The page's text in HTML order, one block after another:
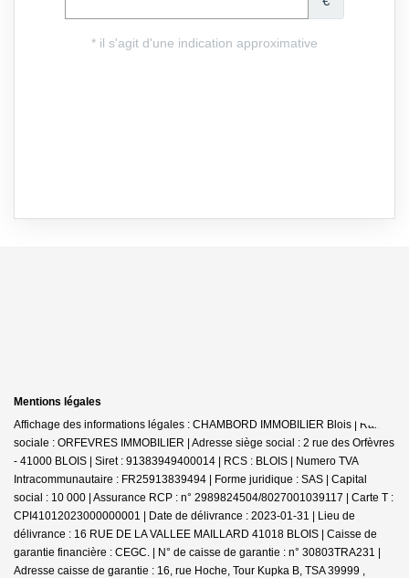
Mentions légales
Affichage des informations légales : CHAMBORD IMMOBILIER Blois | Raison
sociale : ORFEVRES IMMOBILIER | Adresse siège social : 2 rue des Orfèvres
- 41000 BLOIS | Siret : 91383949400014 | RCS : BLOIS | Numero TVA
Intracommunautaire : FR25913839494 | Forme juridique : SAS | Capital
social : 10 000 | Assurance RCP : n° 2989824504/8027001039117 | Carte T :
CPI41012023000000001 | Date de délivrance : 2023-01-31 | Lieu de
délivrance : 16 RUE DE LA VALLEE MAILLARD 41018 BLOIS | Caisse de
garantie financière : CEGC. | N° de caisse de garantie : n° 30803TRA231 |
Adresse caisse de garantie : 16, rue Hoche, Tour Kupka B, TSA 39999 ,